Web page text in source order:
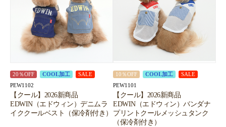
20％OFF COOL加工 SALE
PEW1102
【クール】2026新商品
EDWIN（エドウィン）デニムラ
イククールベスト（保冷剤付き）
10％OFF COOL加工 SALE
PEW1101
【クール】2026新商品
EDWIN（エドウィン）バンダナ
プリントクールメッシュタンク
（保冷剤付き）